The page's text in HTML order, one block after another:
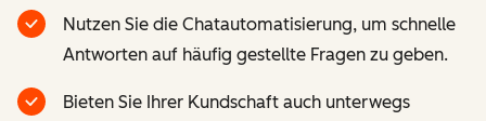
Nutzen Sie die Chatautomatisierung, um schnelle
Antworten auf häufig gestellte Fragen zu geben.
Bieten Sie Ihrer Kundschaft auch unterwegs